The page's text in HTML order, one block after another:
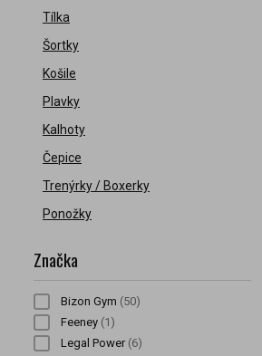
Tílka
Šortky
Košile
Plavky
Kalhoty
Čepice
Trenýrky / Boxerky
Ponožky
Značka
Bizon Gym (50)
Feeney (1)
Legal Power (6)